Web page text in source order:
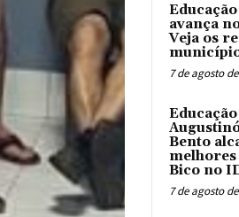
avança
Veja os
7 de agosto
Bento
Bico no
7 de agosto